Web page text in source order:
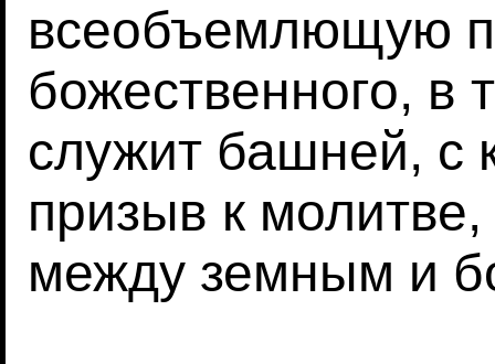
всеобъемлющую
божественного, в
служит башней, с
призыв к
между земным и